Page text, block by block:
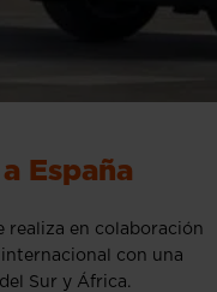
España
realiza en colaboración
con una
Sur y África.